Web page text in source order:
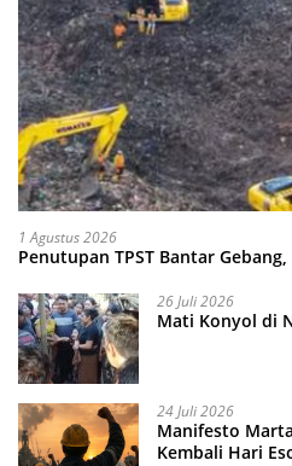
1 Agustus 2026
Penutupan TPST Bantar
26 Juli 2026
Mati Konyol di
24 Juli 2026
Manifesto
Kembali Hari